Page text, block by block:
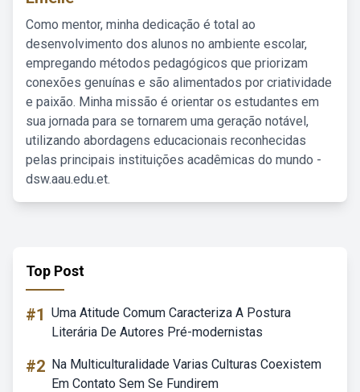
Como mentor, minha dedicação é total ao
desenvolvimento dos alunos no ambiente escolar,
empregando métodos pedagógicos que priorizam
conexões genuínas e são alimentados por criatividade
e paixão. Minha missão é orientar os estudantes em
sua jornada para se tornarem uma geração notável,
utilizando abordagens educacionais reconhecidas
pelas principais instituições acadêmicas do mundo -
dsw.aau.edu.et.
Top Post
#1 Uma Atitude Comum Caracteriza A Postura
Literária De Autores Pré-modernistas
#2 Na Multiculturalidade Varias Culturas Coexistem
Em Contato Sem Se Fundirem